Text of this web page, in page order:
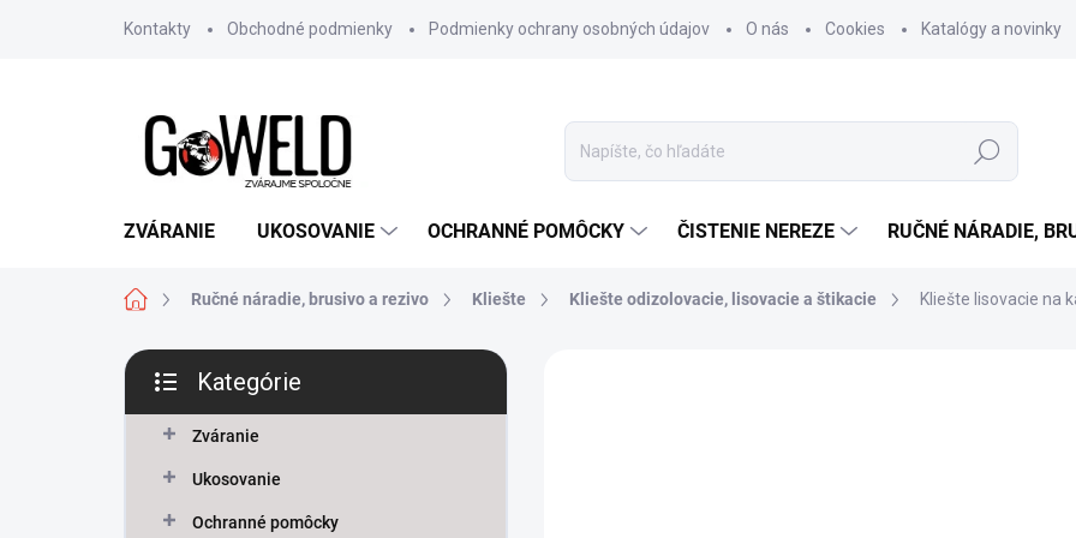
Kontakty
Obchodné podmienky Podmienky ochrany osobných údajov O nás Cookies Katalógy a novinky
Hľadať
ZVÁRANIE UKOSOVANIE OCHRANNÉ POMÔCKY ČISTENIE NEREZE RUČNÉ NÁRADIE,
DomovRučné náradie, brusivo a rezivo Kliešte Kliešte odizolovacie, lisovacie a štikacie Kliešte lisovacie na
Bočný panel
Preskočiť kategórie
Kategórie
Zváranie
Ukosovanie
Ochranné pomôcky